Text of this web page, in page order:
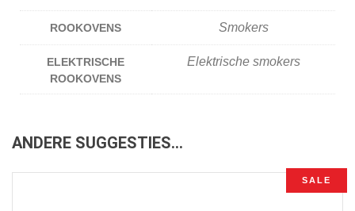
ROOKOVENS Smokers
ELEKTRISCHE
ROOKOVENS
Elektrische smokers
ANDERE SUGGESTIES…
SALE